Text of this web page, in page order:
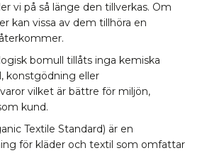
vi på så länge den tillverkas. Om
kan vissa av dem tillhöra en
bomull tillåts inga kemiska
konstgödning eller
vilket är bättre för miljön,
kund.
Textile Standard) är en
för kläder och textil som omfattar